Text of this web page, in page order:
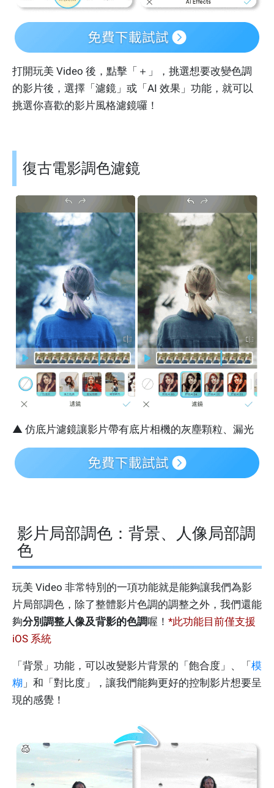
打開玩美 Video 後，點擊「＋」，挑選想要改變色調
的影片後，選擇「濾鏡」或「AI 效果」功能，就可以
挑選你喜歡的影片風格濾鏡囉！
復古電影調色濾鏡
▲ 仿底片濾鏡讓影片帶有底片相機的灰塵顆粒、漏光
影片局部調色：背景、人像局部調
色
玩美 Video 非常特別的一項功能就是能夠讓我們為影
片局部調色，除了整體影片色調的調整之外，我們還能
夠分別調整人像及背影的色調喔！ *此功能目前僅支援
iOS 系統
「背景」功能，可以改變影片背景的「飽合度」、「 模
糊 」和「對比度」，讓我們能夠更好的控制影片想要呈
現的感覺！